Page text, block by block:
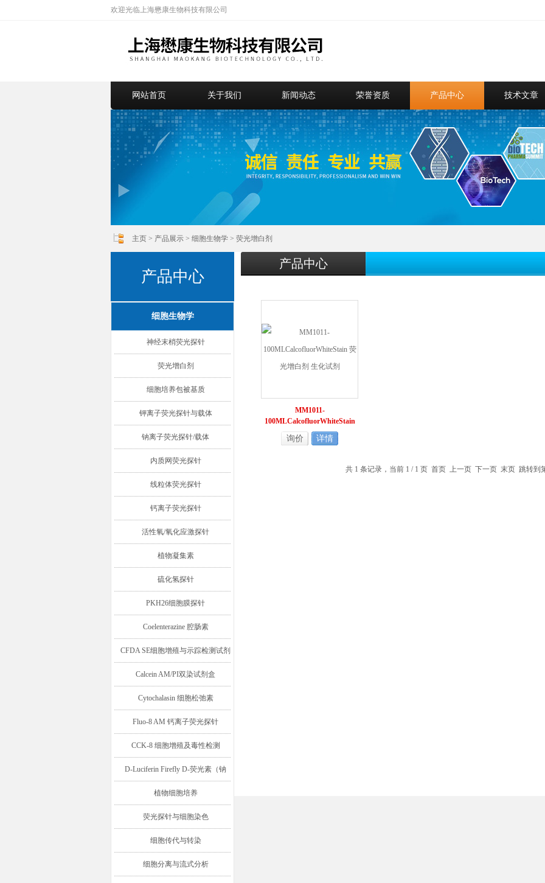
欢迎光临上海懋康生物科技有限公司
网站首页 关于我们 新闻动态 荣誉资质 产品中心 技术文章
主页 > 产品展示 > 细胞生物学 > 荧光增白剂
产品中心
细胞生物学
神经末梢荧光探针
荧光增白剂
细胞培养包被基质
钾离子荧光探针与载体
钠离子荧光探针/载体
内质网荧光探针
线粒体荧光探针
钙离子荧光探针
活性氧/氧化应激探针
植物凝集素
硫化氢探针
PKH26细胞膜探针
Coelenterazine 腔肠素
CFDA SE细胞增殖与示踪检测试剂
盒
Calcein AM/PI双染试剂盒
Cytochalasin 细胞松弛素
Fluo-8 AM 钙离子荧光探针
CCK-8 细胞增殖及毒性检测
D-Luciferin Firefly D-荧光素（钠
盐/钾盐/游离酸）
植物细胞培养
荧光探针与细胞染色
细胞传代与转染
细胞分离与流式分析
产品中心
MM1011-
100MLCalcofluorWhiteStain
荧光增白剂 生化试剂
询价 详情
共 1 条记录，当前 1 / 1 页 首页 上一页 下一页 末页 跳转到